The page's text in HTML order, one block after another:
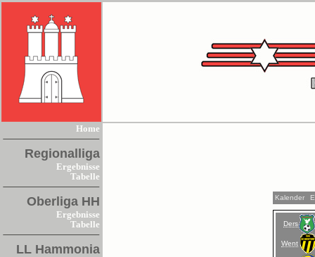
Home
Regionalliga
Ergebnisse
Tabelle
Oberliga HH
Ergebnisse
Tabelle
LL Hammonia
Kalender
Ders
Went